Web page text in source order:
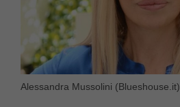
Alessandra Mussolini (Blueshouse.it)